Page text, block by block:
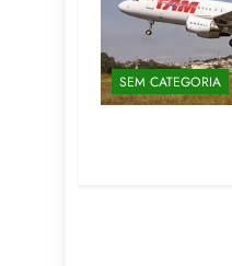
SEM CATEGORIA